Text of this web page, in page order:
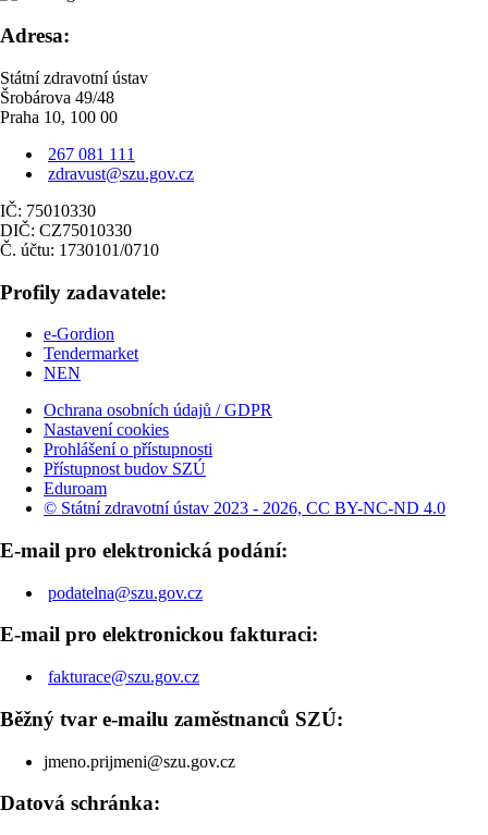
Adresa:
Státní zdravotní ústav
Šrobárova 49/48
Praha 10, 100 00
267 081 111
zdravust@szu.gov.cz
IČ: 75010330
DIČ: CZ75010330
Č. účtu: 1730101/0710
Profily zadavatele:
e-Gordion
Tendermarket
NEN
Ochrana osobních údajů / GDPR
Nastavení cookies
Prohlášení o přístupnosti
Přístupnost budov SZÚ
Eduroam
© Státní zdravotní ústav 2023 - 2026, CC BY-NC-ND 4.0
E-mail pro elektronická podání:
podatelna@szu.gov.cz
E-mail pro elektronickou fakturaci:
fakturace@szu.gov.cz
Běžný tvar e-mailu zaměstnanců SZÚ:
jmeno.prijmeni@szu.gov.cz
Datová schránka: